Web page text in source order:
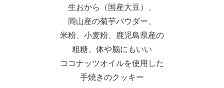
生おから（国産大豆）、
岡山産の菊芋パウダー、
米粉、小麦粉、鹿児島県産の
粗糖、体や脳にもいい
ココナッツオイルを使用した
手焼きのクッキー